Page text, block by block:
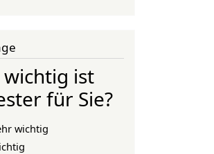
wichtig ist
für Sie?
wichtig